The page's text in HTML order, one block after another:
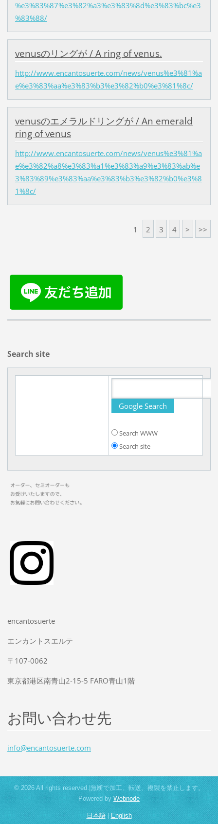
%e3%83%87%e3%82%a3%e3%83%8d%e3%83%bc%e3
%83%88/
venusのリングが / A ring of venus.
http://www.encantosuerte.com/news/venus%e3%81%a
e%e3%83%aa%e3%83%b3%e3%82%b0%e3%81%8c/
venusのエメラルドリングが / An emerald
ring of venus
http://www.encantosuerte.com/news/venus%e3%81%a
e%e3%82%a8%e3%83%a1%e3%83%a9%e3%83%ab%e
3%83%89%e3%83%aa%e3%83%b3%e3%82%b0%e3%8
1%8c/
1 2 3 4 > >>
Search site
Search WWW
Search site
encantosuerte
エンカントスエルテ
〒107-0062
東京都港区南青山2-15-5 FARO青山1階
お問い合わせ先
info@encantosuerte.com
© 2026 All rights reserved.|無断で加工、転送、複製を禁止します。
Powered byWebnode
日本語|English